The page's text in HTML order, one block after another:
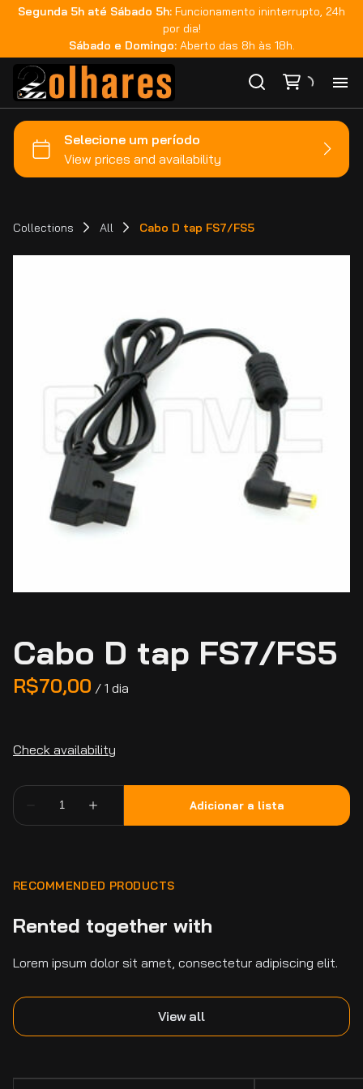
Segunda 5h até Sábado 5h: Funcionamento ininterrupto, 24h
por dia!
Sábado e Domingo: Aberto das 8h às 18h.
Collections All Cabo D tap FS7/FS5
Cabo D tap FS7/FS5
/
RECOMMENDED PRODUCTS
Rented together with
Lorem ipsum dolor sit amet, consectetur adipiscing elit.
View all